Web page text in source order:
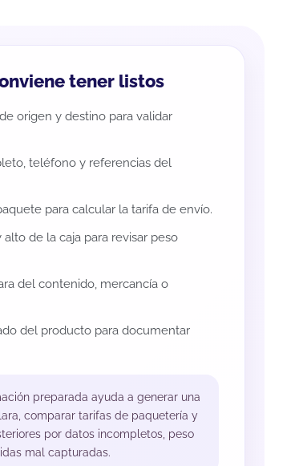
tener listos
origen y destino para validar
teléfono y referencias del
para calcular la tarifa de envío.
alto de la caja para revisar peso
del contenido, mercancía o
del producto para documentar
preparada ayuda a generar una
comparar tarifas de paquetería y
por datos incompletos, peso
mal capturadas.